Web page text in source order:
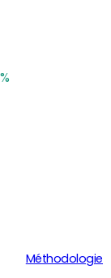
Méthodologie